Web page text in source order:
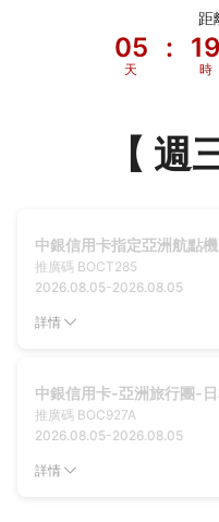
距
05
天
: 19
時
【 週
中銀信用卡指定亞洲航點
推廣碼 BOCT285
2026.08.05-2026.08.05
詳情
中銀信用卡-亞洲旅行團-
推廣碼 BOC927A
2026.08.05-2026.08.05
詳情